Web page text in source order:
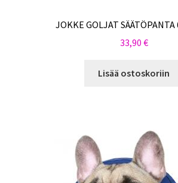
JOKKE GOLJAT SÄÄTÖPANTA
33,90 €
Lisää ostoskoriin